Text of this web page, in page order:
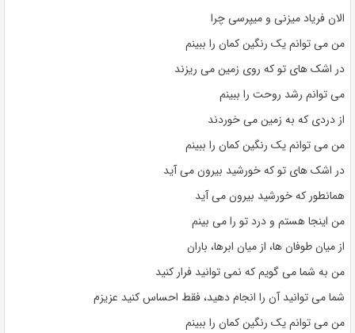
الان فریاد میزنی و میپرسی چرا
من می توانم یک رنگین کمان را ببینم
در اشک های تو که روی زمین می ریزند
می توانم رشد روحت را ببینم
از دردی که به زمین می خوردند
من می توانم یک رنگین کمان را ببینم
در اشک های تو که خورشید بیرون می آید
همانطور که خورشید بیرون می آید
من اینجا هستم و درد تو را می بینم
از میان طوفان ها، از میان ابرها، باران
من به شما می گویم که نمی توانید فرار کنید
شما می توانید آن را انجام دهید، فقط احساس کنید عزیزم
من می توانم یک رنگین کمان را ببینم